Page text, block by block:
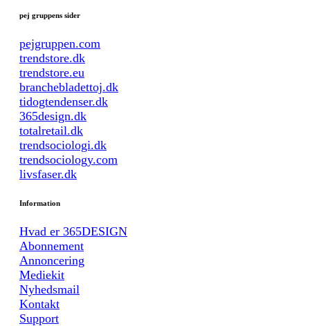
pej gruppens sider
pejgruppen.com
trendstore.dk
trendstore.eu
branchebladettoj.dk
tidogtendenser.dk
365design.dk
totalretail.dk
trendsociologi.dk
trendsociology.com
livsfaser.dk
Information
Hvad er 365DESIGN
Abonnement
Annoncering
Mediekit
Nyhedsmail
Kontakt
Support